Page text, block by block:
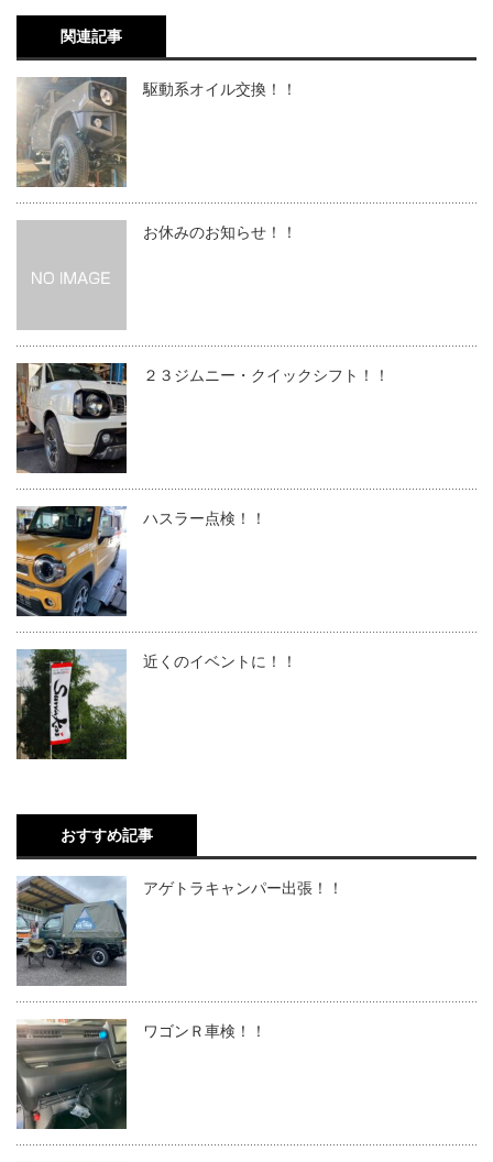
関連記事
駆動系オイル交換！！
お休みのお知らせ！！
２３ジムニー・クイックシフト！！
ハスラー点検！！
近くのイベントに！！
おすすめ記事
アゲトラキャンパー出張！！
ワゴンＲ車検！！